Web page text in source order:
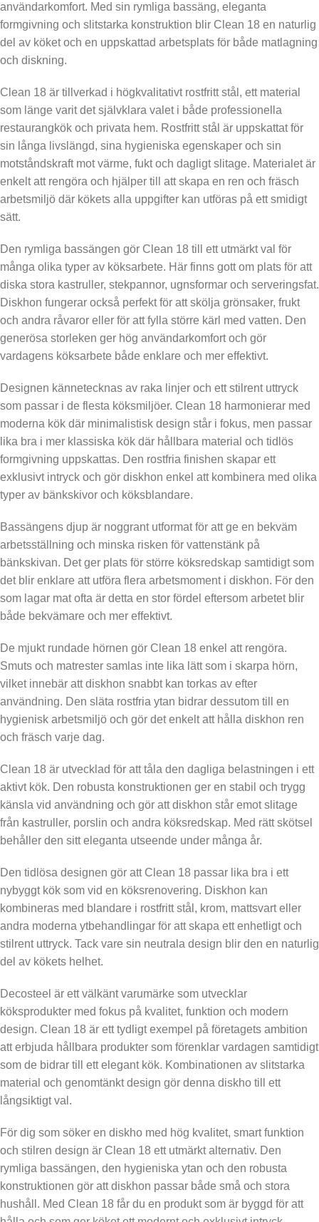
användarkomfort. Med sin rymliga bassäng, eleganta
formgivning och slitstarka konstruktion blir Clean 18 en naturlig
del av köket och en uppskattad arbetsplats för både matlagning
och diskning.
Clean 18 är tillverkad i högkvalitativt rostfritt stål, ett material
som länge varit det självklara valet i både professionella
restaurangkök och privata hem. Rostfritt stål är uppskattat för
sin långa livslängd, sina hygieniska egenskaper och sin
motståndskraft mot värme, fukt och dagligt slitage. Materialet är
enkelt att rengöra och hjälper till att skapa en ren och fräsch
arbetsmiljö där kökets alla uppgifter kan utföras på ett smidigt
sätt.
Den rymliga bassängen gör Clean 18 till ett utmärkt val för
många olika typer av köksarbete. Här finns gott om plats för att
diska stora kastruller, stekpannor, ugnsformar och serveringsfat.
Diskhon fungerar också perfekt för att skölja grönsaker, frukt
och andra råvaror eller för att fylla större kärl med vatten. Den
generösa storleken ger hög användarkomfort och gör
vardagens köksarbete både enklare och mer effektivt.
Designen kännetecknas av raka linjer och ett stilrent uttryck
som passar i de flesta köksmiljöer. Clean 18 harmonierar med
moderna kök där minimalistisk design står i fokus, men passar
lika bra i mer klassiska kök där hållbara material och tidlös
formgivning uppskattas. Den rostfria finishen skapar ett
exklusivt intryck och gör diskhon enkel att kombinera med olika
typer av bänkskivor och köksblandare.
Bassängens djup är noggrant utformat för att ge en bekväm
arbetsställning och minska risken för vattenstänk på
bänkskivan. Det ger plats för större köksredskap samtidigt som
det blir enklare att utföra flera arbetsmoment i diskhon. För den
som lagar mat ofta är detta en stor fördel eftersom arbetet blir
både bekvämare och mer effektivt.
De mjukt rundade hörnen gör Clean 18 enkel att rengöra.
Smuts och matrester samlas inte lika lätt som i skarpa hörn,
vilket innebär att diskhon snabbt kan torkas av efter
användning. Den släta rostfria ytan bidrar dessutom till en
hygienisk arbetsmiljö och gör det enkelt att hålla diskhon ren
och fräsch varje dag.
Clean 18 är utvecklad för att tåla den dagliga belastningen i ett
aktivt kök. Den robusta konstruktionen ger en stabil och trygg
känsla vid användning och gör att diskhon står emot slitage
från kastruller, porslin och andra köksredskap. Med rätt skötsel
behåller den sitt eleganta utseende under många år.
Den tidlösa designen gör att Clean 18 passar lika bra i ett
nybyggt kök som vid en köksrenovering. Diskhon kan
kombineras med blandare i rostfritt stål, krom, mattsvart eller
andra moderna ytbehandlingar för att skapa ett enhetligt och
stilrent uttryck. Tack vare sin neutrala design blir den en naturlig
del av kökets helhet.
Decosteel är ett välkänt varumärke som utvecklar
köksprodukter med fokus på kvalitet, funktion och modern
design. Clean 18 är ett tydligt exempel på företagets ambition
att erbjuda hållbara produkter som förenklar vardagen samtidigt
som de bidrar till ett elegant kök. Kombinationen av slitstarka
material och genomtänkt design gör denna diskho till ett
långsiktigt val.
För dig som söker en diskho med hög kvalitet, smart funktion
och stilren design är Clean 18 ett utmärkt alternativ. Den
rymliga bassängen, den hygieniska ytan och den robusta
konstruktionen gör att diskhon passar både små och stora
hushåll. Med Clean 18 får du en produkt som är byggd för att